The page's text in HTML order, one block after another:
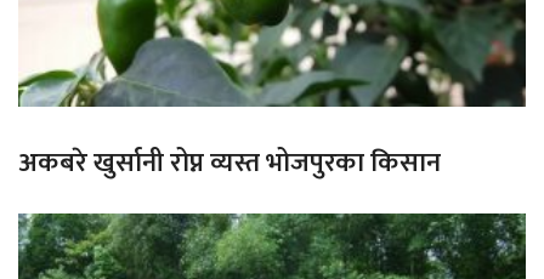
अकबरे खुर्सानी रोप्न व्यस्त भोजपुरका किसान